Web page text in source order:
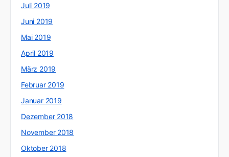
Juli 2019
Juni 2019
Mai 2019
April 2019
März 2019
Februar 2019
Januar 2019
Dezember 2018
November 2018
Oktober 2018